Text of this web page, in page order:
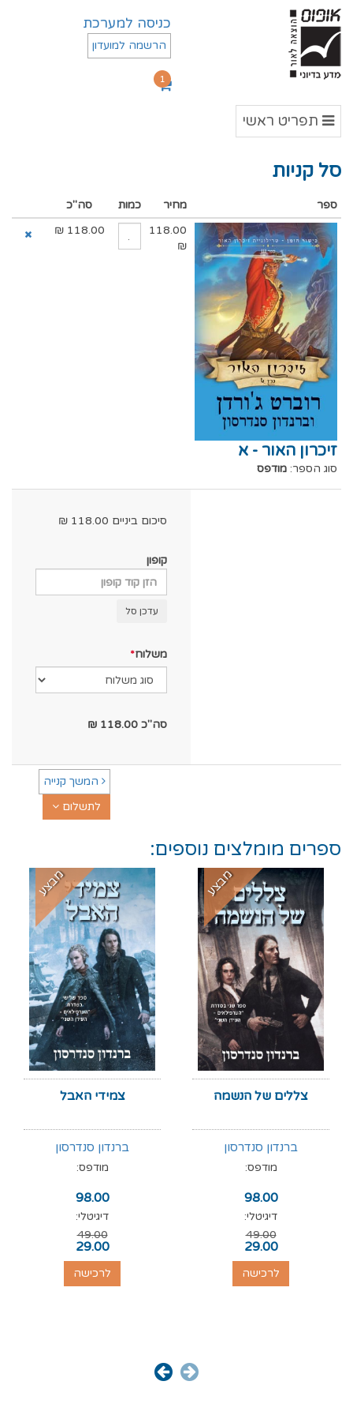
כניסה למערכת
הרשמה למועדון
1
תפריט
תפריט ראשי
סל קניות
ספר מחיר כמות סה"כ
זיכרון האור - א
סוג הספר: מודפס
118.00
₪
118.00
₪
סיכום ביניים 118.00
₪
קופון
עדכן סל
משלוח
סה"כ 118.00
₪
המשך קנייה
לתשלום
ספרים מומלצים נוספים:
מבצע
צללים של הנשמה
ברנדון סנדרסון
מודפס:
98.00
דיגיטלי:
49.00
29.00
לרכישה
מבצע
צמידי האבל
ברנדון סנדרסון
מודפס:
98.00
דיגיטלי:
49.00
29.00
לרכישה